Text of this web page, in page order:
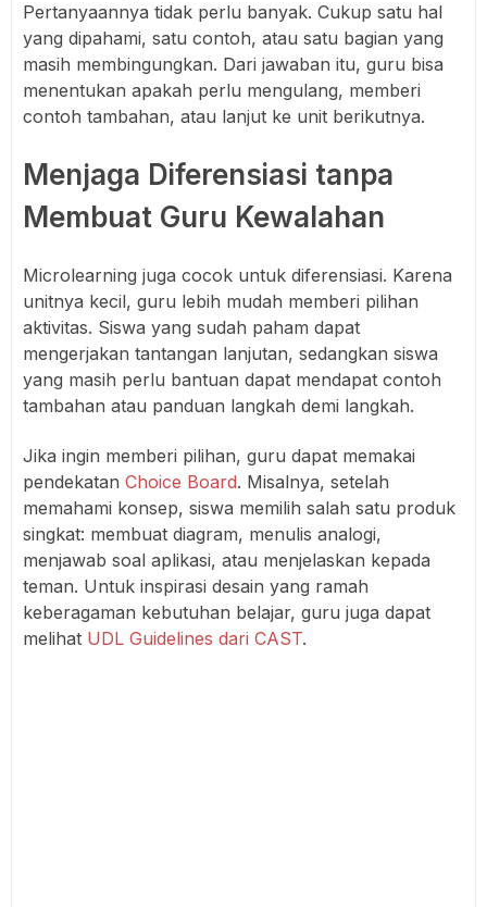
Pertanyaannya tidak perlu banyak. Cukup satu hal
yang dipahami, satu contoh, atau satu bagian yang
masih membingungkan. Dari jawaban itu, guru bisa
menentukan apakah perlu mengulang, memberi
contoh tambahan, atau lanjut ke unit berikutnya.
Menjaga Diferensiasi tanpa
Membuat Guru Kewalahan
Microlearning juga cocok untuk diferensiasi. Karena
unitnya kecil, guru lebih mudah memberi pilihan
aktivitas. Siswa yang sudah paham dapat
mengerjakan tantangan lanjutan, sedangkan siswa
yang masih perlu bantuan dapat mendapat contoh
tambahan atau panduan langkah demi langkah.
Jika ingin memberi pilihan, guru dapat memakai
pendekatan Choice Board. Misalnya, setelah
memahami konsep, siswa memilih salah satu produk
singkat: membuat diagram, menulis analogi,
menjawab soal aplikasi, atau menjelaskan kepada
teman. Untuk inspirasi desain yang ramah
keberagaman kebutuhan belajar, guru juga dapat
melihat UDL Guidelines dari CAST.